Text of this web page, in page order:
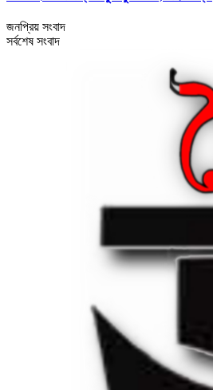
জনপ্রিয় সংবাদ
সর্বশেষ সংবাদ